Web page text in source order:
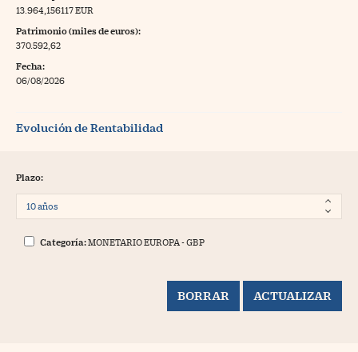
13.964,156117 EUR
Patrimonio (miles de euros):
370.592,62
Fecha:
06/08/2026
Evolución de Rentabilidad
Plazo:
Categoría:MONETARIO EUROPA - GBP